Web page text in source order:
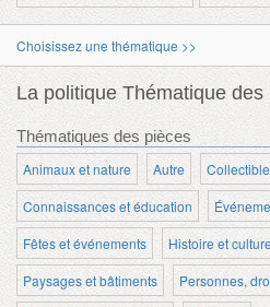
Choisissez une thématique >>
La politique Thématique
Thématiques des pièces
Animaux et nature
Autre
Connaissances et éducation
Fêtes et événements
Histoire et culture
Paysages et bâtiments
Personnes,